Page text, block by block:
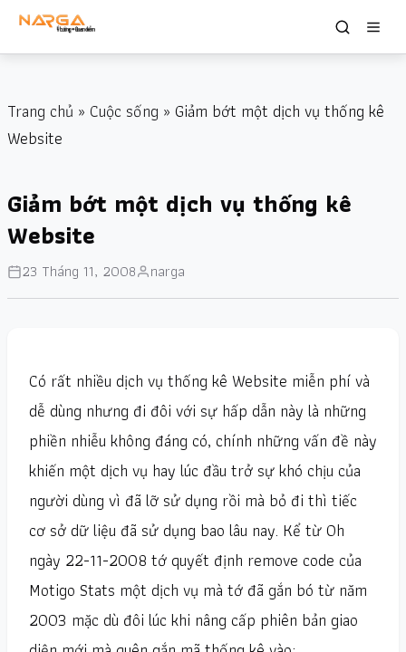
Trang chủ » Cuộc sống » Giảm bớt một dịch vụ thống kê
Website
Giảm bớt một dịch vụ thống kê
Website
23 Tháng 11, 2008 narga
Có rất nhiều dịch vụ thống kê Website miễn phí và
dễ dùng nhưng đi đôi với sự hấp dẫn này là những
phiền nhiễu không đáng có, chính những vấn đề này
khiến một dịch vụ hay lúc đầu trở sự khó chịu của
người dùng vì đã lỡ sử dụng rồi mà bỏ đi thì tiếc
cơ sở dữ liệu đã sử dụng bao lâu nay. Kể từ 0h
ngày 22-11-2008 tớ quyết định remove code của
Motigo Stats một dịch vụ mà tớ đã gắn bó từ năm
2003 mặc dù đôi lúc khi nâng cấp phiên bản giao